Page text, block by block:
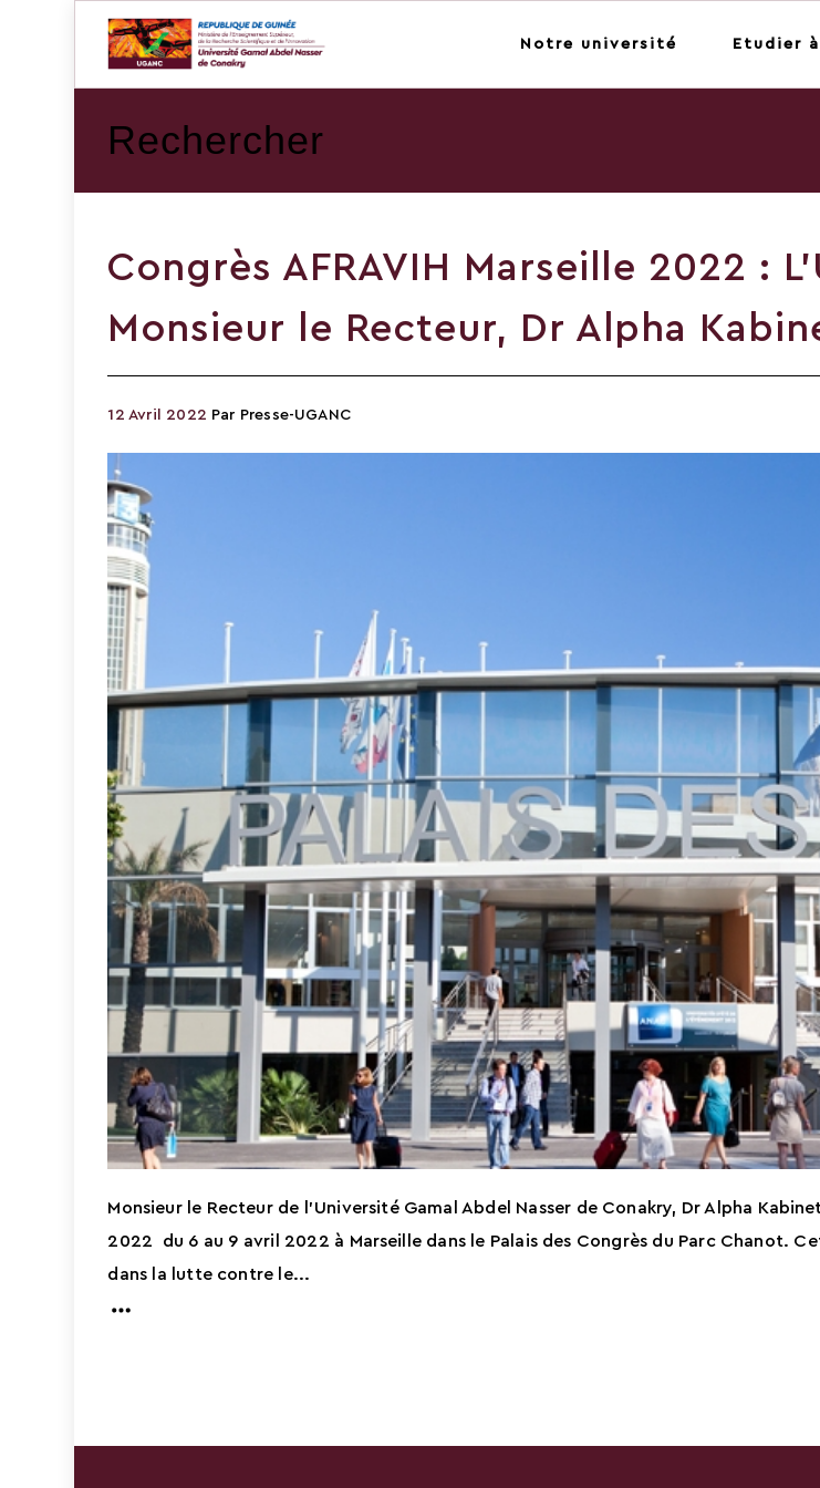
Notre université Etudier
Rechercher
Congrès AFRAVIH Marseille 2022 :
Monsieur le Recteur, Dr Alpha
12 Avril 2022 Par Presse-UGANC
Monsieur le Recteur de l’Université Gamal Abdel Nasser de Conakry, Dr Alpha
2022 du 6 au 9 avril 2022 à Marseille dans le Palais des Congrès du Parc Chanot.
dans la lutte contre le...